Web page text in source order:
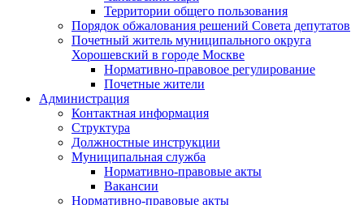
Территории общего пользования
Порядок обжалования решений Совета депутатов
Почетный житель муниципального округа
Хорошевский в городе Москве
Нормативно-правовое регулирование
Почетные жители
Администрация
Контактная информация
Структура
Должностные инструкции
Муниципальная служба
Нормативно-правовые акты
Вакансии
Нормативно-правовые акты